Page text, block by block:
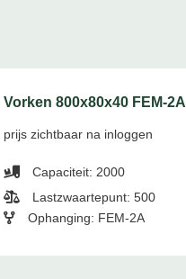
Vorken 800x80x40 FEM-2A
prijs zichtbaar na inloggen
Capaciteit: 2000
Lastzwaartepunt: 500
Ophanging: FEM-2A